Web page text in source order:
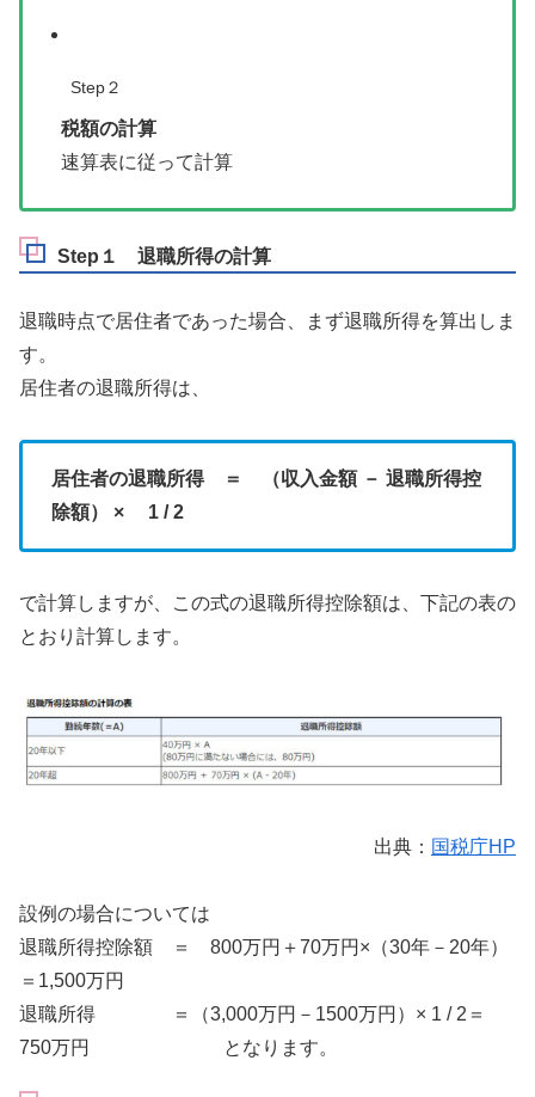
Step２
税額の計算
速算表に従って計算
Step１ 退職所得の計算
退職時点で居住者であった場合、まず退職所得を算出しま
す。
居住者の退職所得は、
居住者の退職所得 ＝ （収入金額 － 退職所得控
除額） × 1 / 2
で計算しますが、この式の退職所得控除額は、下記の表の
とおり計算します。
出典： 国税庁HP
設例の場合については
退職所得控除額 ＝ 800万円＋70万円×（30年－20年）
＝1,500万円
退職所得 ＝（3,000万円－1500万円）× 1 / 2＝
750万円 となります。